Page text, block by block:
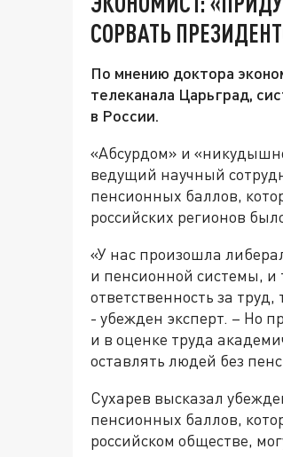
СОРВАТЬ
По мнению доктора
телеканала Царьград,
в России.
«Абсурдом» и
ведущий научный
пенсионных баллов,
российских регионов
«У нас произошла
и пенсионной системы, и
ответственность за
- убежден эксперт. – Но
и в оценке труда
оставлять людей без
Сухарев высказал
пенсионных баллов,
российском обществе,